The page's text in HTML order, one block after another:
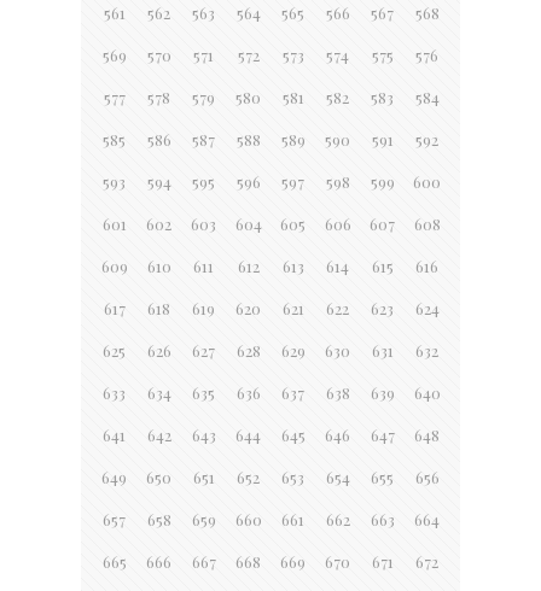
561 562 563 564 565 566 567 568
569 570 571 572 573 574 575 576
577 578 579 580 581 582 583 584
585 586 587 588 589 590 591 592
593 594 595 596 597 598 599 600
601 602 603 604 605 606 607 608
609 610 611 612 613 614 615 616
617 618 619 620 621 622 623 624
625 626 627 628 629 630 631 632
633 634 635 636 637 638 639 640
641 642 643 644 645 646 647 648
649 650 651 652 653 654 655 656
657 658 659 660 661 662 663 664
665 666 667 668 669 670 671 672